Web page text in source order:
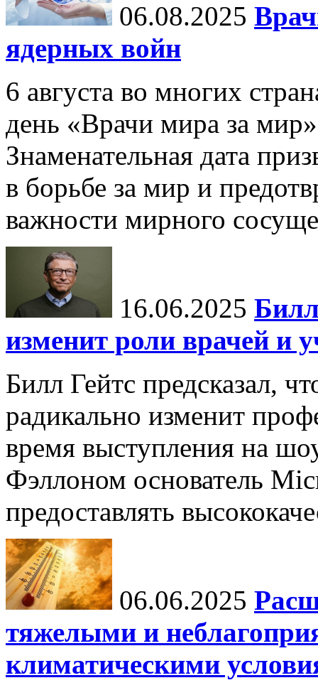
06.08.2025
ядерных войн
6 августа во многих
день «Врачи мира за
Знаменательная дата
в борьбе за мир и
важности мирного
16.06.2025
изменит роли врачей и
Билл Гейтс предсказал,
радикально изменит
время выступления на
Фэллоном основатель
предоставлять
06.06.2025
тяжелыми и
климатическими